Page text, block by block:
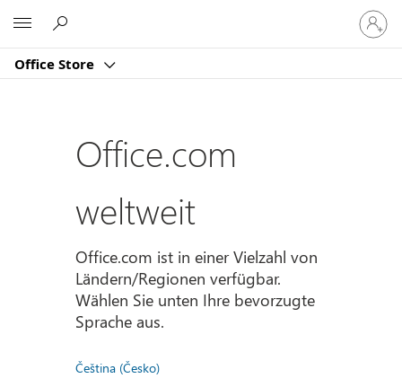
Office Store
Bei
Ihrem
Konto
Office.com
weltweit
Office.com ist in einer Vielzahl von
Ländern/Regionen verfügbar.
Wählen Sie unten Ihre bevorzugte
Sprache aus.
Čeština (Česko)